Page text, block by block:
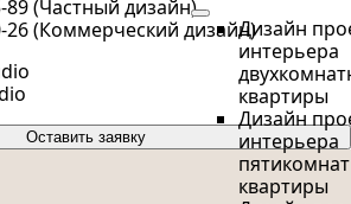
Дизайн
интерьера
квартиры
Дизайн
интерьера
квартиры
89 (Частный дизайн)
26 (Коммерческий дизайн)
Оставить заявку